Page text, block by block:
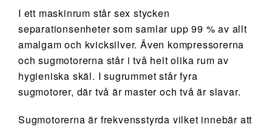
I ett maskinrum står sex stycken
separationsenheter som samlar upp 99 % av allt
amalgam och kvicksilver. Även kompressorerna
och sugmotorerna står i två helt olika rum av
hygieniska skäl. I sugrummet står fyra
sugmotorer, där två är master och två är slavar.
Sugmotorerna är frekvensstyrda vilket innebär att